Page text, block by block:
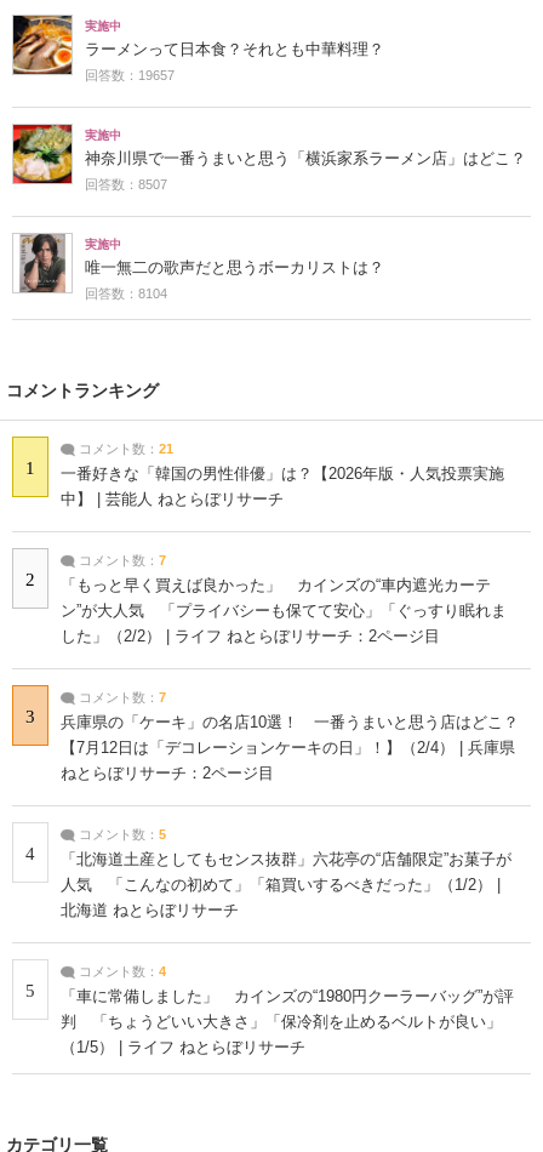
実施中
ラーメンって日本食？それとも中華料理？
回答数：19657
実施中
神奈川県で一番うまいと思う「横浜家系ラーメン店」はどこ？
回答数：8507
実施中
唯一無二の歌声だと思うボーカリストは？
回答数：8104
コメントランキング
1
コメント数： 21
一番好きな「韓国の男性俳優」は？【2026年版・人気投票実施
中】 | 芸能人 ねとらぼリサーチ
2
コメント数： 7
「もっと早く買えば良かった」 カインズの“車内遮光カーテ
ン”が大人気 「プライバシーも保てて安心」「ぐっすり眠れま
した」（2/2） | ライフ ねとらぼリサーチ：2ページ目
3
コメント数： 7
兵庫県の「ケーキ」の名店10選！ 一番うまいと思う店はどこ？
【7月12日は「デコレーションケーキの日」！】（2/4） | 兵庫県
ねとらぼリサーチ：2ページ目
4
コメント数： 5
「北海道土産としてもセンス抜群」六花亭の“店舗限定”お菓子が
人気 「こんなの初めて」「箱買いするべきだった」（1/2） |
北海道 ねとらぼリサーチ
5
コメント数： 4
「車に常備しました」 カインズの“1980円クーラーバッグ”が評
判 「ちょうどいい大きさ」「保冷剤を止めるベルトが良い」
（1/5） | ライフ ねとらぼリサーチ
カテゴリ一覧